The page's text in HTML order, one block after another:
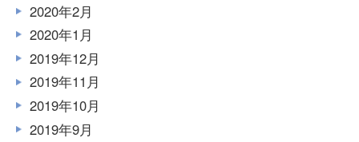
2020年2月
2020年1月
2019年12月
2019年11月
2019年10月
2019年9月